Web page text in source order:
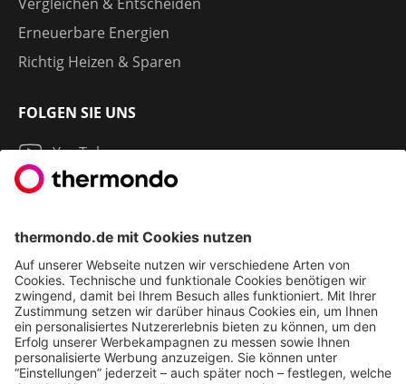
Erneuerbare Energien
Richtig Heizen & Sparen
FOLGEN SIE UNS
YouTube
Instagram
2013 - 2026 | THERMONDO GMBH
COOKIE-EINSTELLUNGEN
IMPRESSUM